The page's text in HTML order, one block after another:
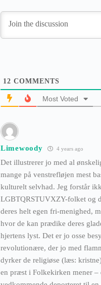
12 COMMENTS
Most Voted
Limewoody 4 years ago
Det illustrerer jo med al
mange på venstrefløjen mest
kulturelt selvhad. Jeg forstår
LGBTQRSTUVXZY-folket og
deres helt egen fri-menighed,
hvor de kan prædike deres
hjertens lyst. Det er jo osse
revolutionære, der jo med
dyrker de religiøse (læs:
en præst i Folkekirken mener –